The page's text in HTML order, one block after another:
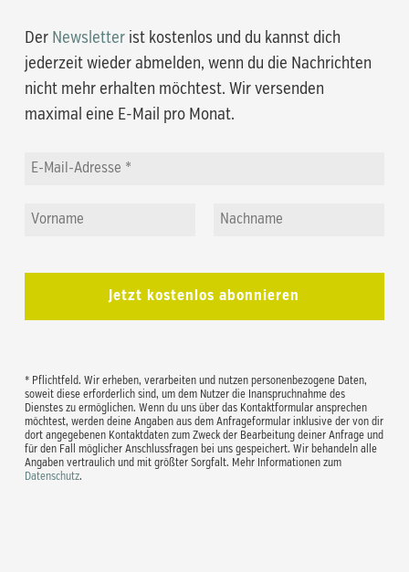
Der Newsletterist kostenlos und du kannst dich
jederzeit wieder abmelden, wenn du die Nachrichten
nicht mehr erhalten möchtest. Wir versenden
maximal eine E-Mail pro Monat.
* Pflichtfeld. Wir erheben, verarbeiten und nutzen personenbezogene Daten,
soweit diese erforderlich sind, um dem Nutzer die Inanspruchnahme des
Dienstes zu ermöglichen. Wenn du uns über das Kontaktformular ansprechen
möchtest, werden deine Angaben aus dem Anfrageformular inklusive der von dir
dort angegebenen Kontaktdaten zum Zweck der Bearbeitung deiner Anfrage und
für den Fall möglicher Anschlussfragen bei uns gespeichert. Wir behandeln alle
Angaben vertraulich und mit größter Sorgfalt. Mehr Informationen zum
Datenschutz.